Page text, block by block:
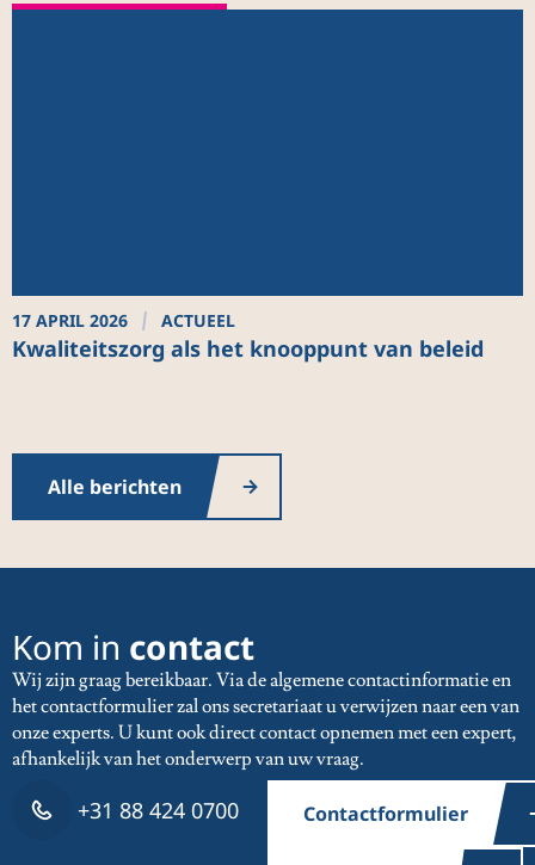
17 APRIL 2026 ACTUEEL
Kwaliteitszorg als het knooppunt van beleid
Alle berichten
Kom in contact
Wij zijn graag bereikbaar. Via de algemene contactinformatie en
het contactformulier zal ons secretariaat u verwijzen naar een van
onze experts. U kunt ook direct contact opnemen met een expert,
afhankelijk van het onderwerp van uw vraag.
+31 88 424 0700 Contactformulier